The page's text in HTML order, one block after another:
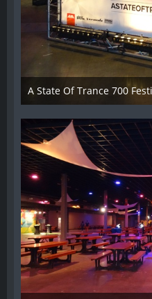
A State Of Trance 700
26. Februar 2015